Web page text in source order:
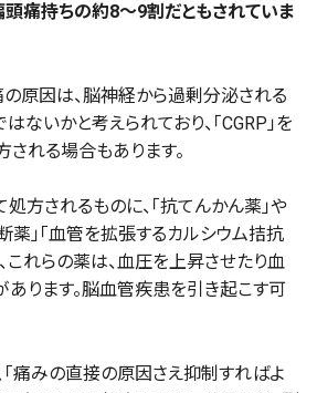
頭痛持ちの約8～9割だともされていま
原因は、脳神経から過剰分泌される
ないかと考えられており、「CGRP」を
れる場合もあります。
方されるものに、「抗てんかん薬」や
薬」「血管を拡張するカルシウム拮抗
これらの薬は、血圧を上昇させたり血
ります。脳血管疾患を引き起こす可
痛みの直接の原因さえ抑制すればよ